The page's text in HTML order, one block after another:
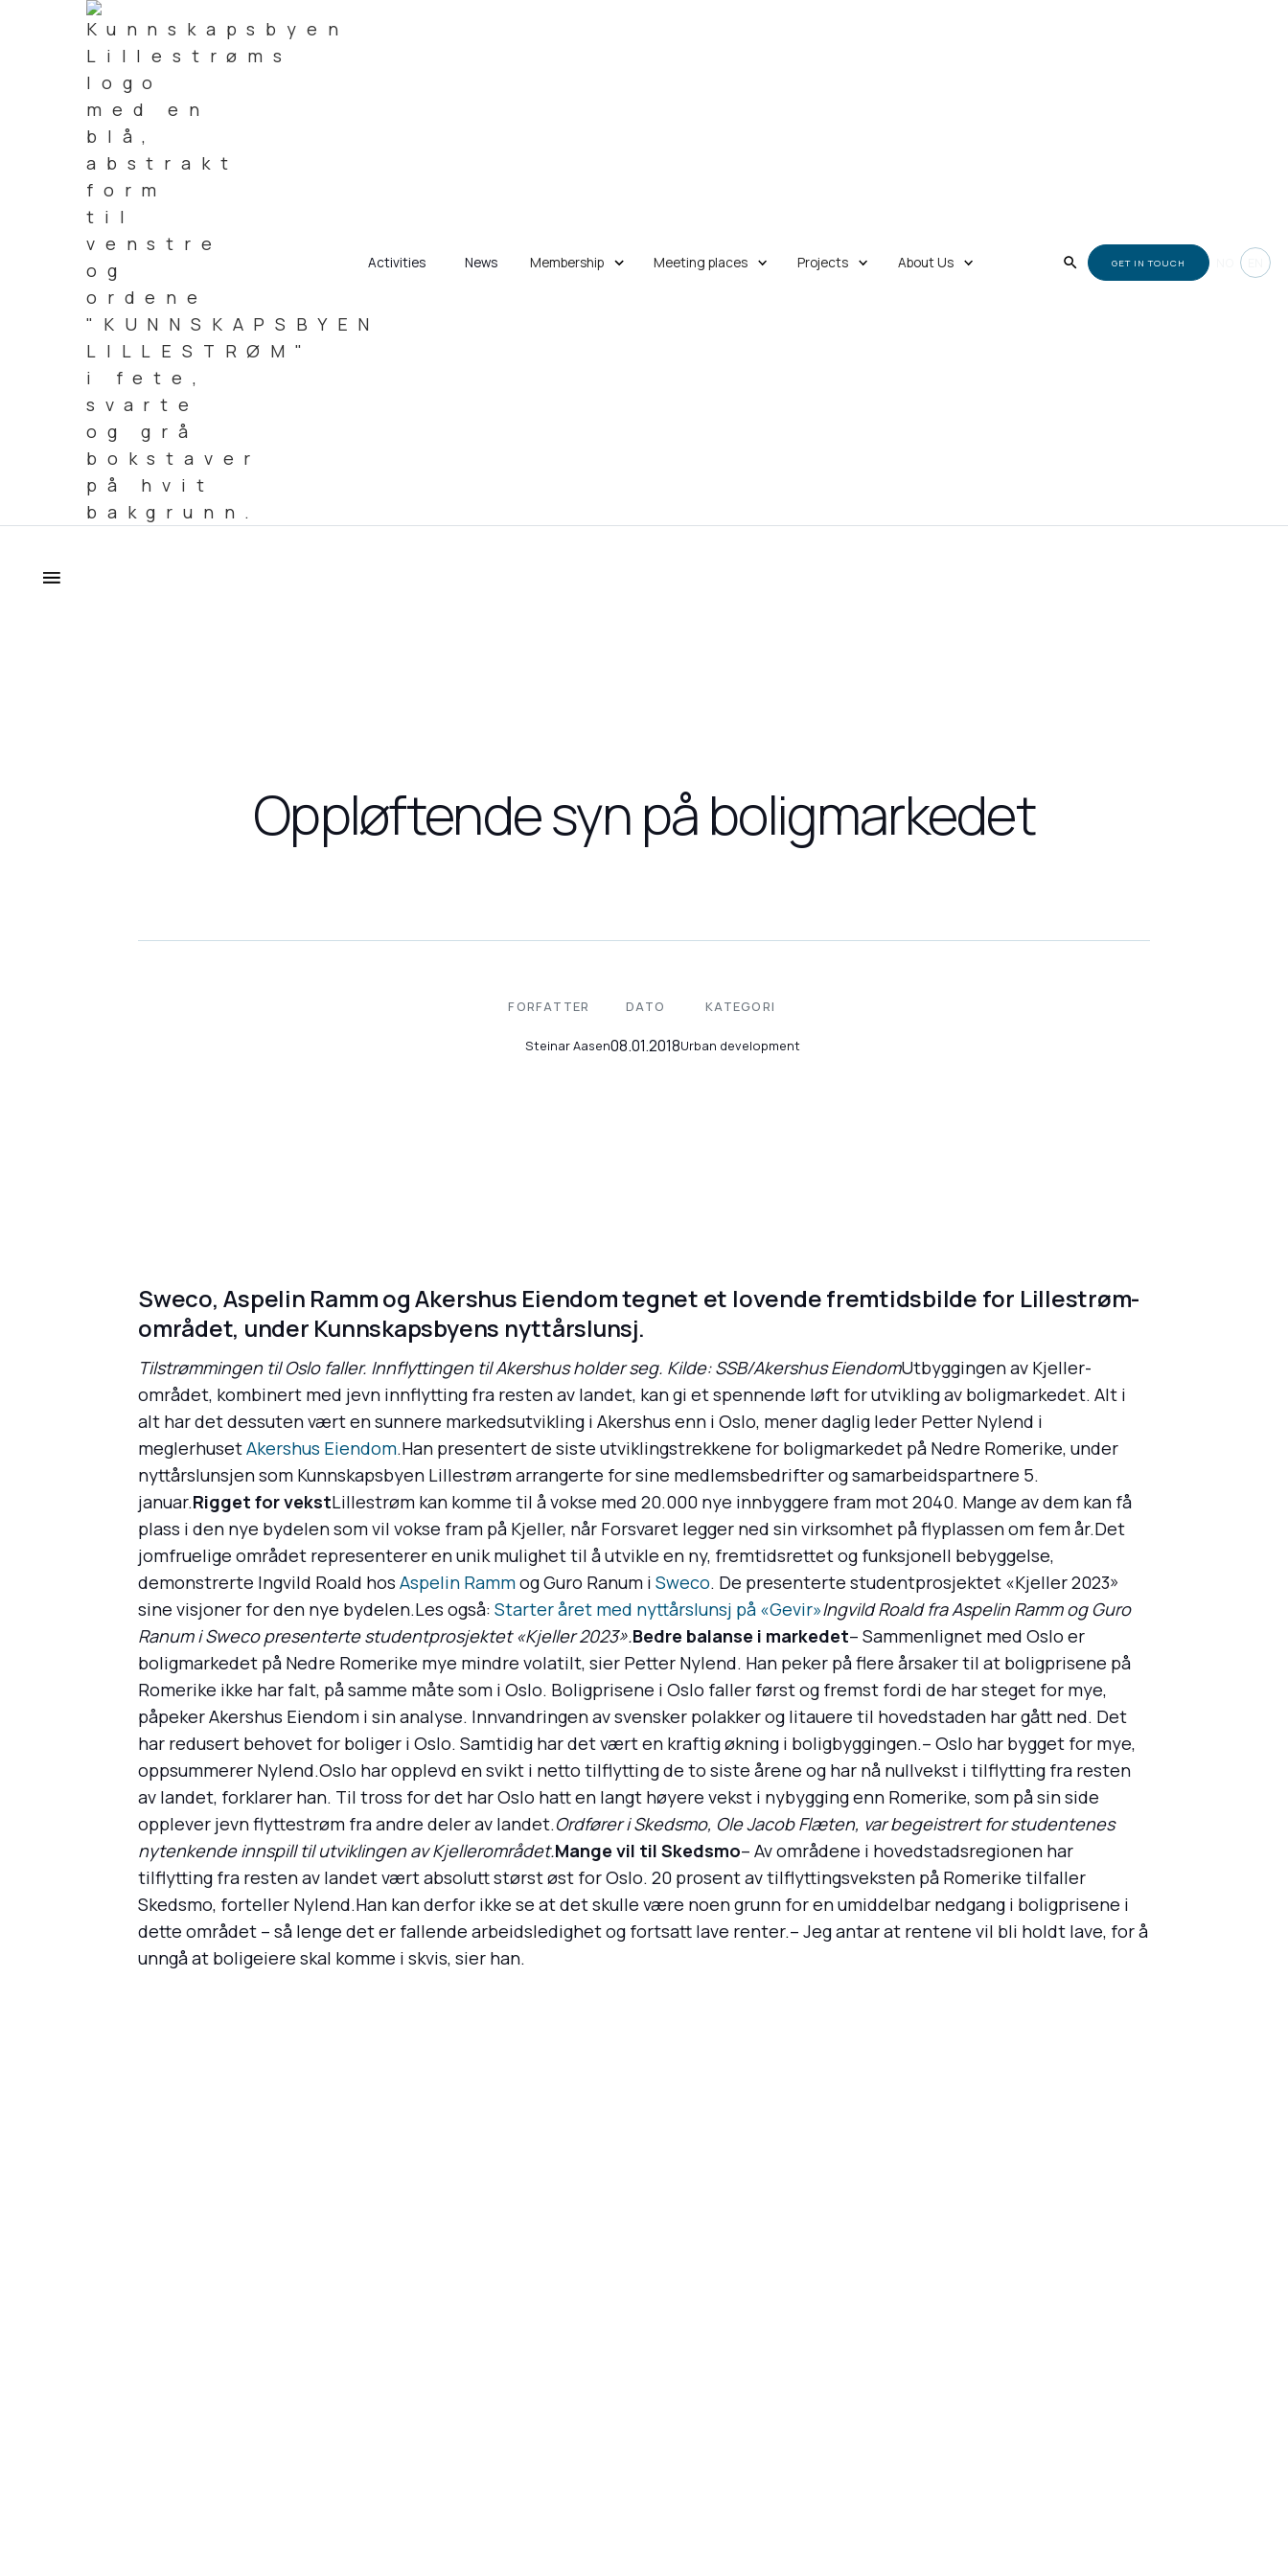
Activities News Membership Meeting places Projects About Us GET IN TOUCH
Oppløftende syn på boligmarkedet
FORFATTER
Steinar Aasen
DATO
08.01.2018
KATEGORI
Urban development
Sweco, Aspelin Ramm og Akershus Eiendom tegnet et lovende fremtidsbilde for Lillestrøm-
området, under Kunnskapsbyens nyttårslunsj.
Tilstrømmingen til Oslo faller. Innflyttingen til Akershus holder seg. Kilde: SSB/Akershus EiendomUtbyggingen av Kjeller-
området, kombinert med jevn innflytting fra resten av landet, kan gi et spennende løft for utvikling av boligmarkedet. Alt i
alt har det dessuten vært en sunnere markedsutvikling i Akershus enn i Oslo, mener daglig leder Petter Nylend i
meglerhusetAkershus Eiendom.Han presentert de siste utviklingstrekkene for boligmarkedet på Nedre Romerike, under
nyttårslunsjen som Kunnskapsbyen Lillestrøm arrangerte for sine medlemsbedrifter og samarbeidspartnere 5.
januar.Rigget for vekstLillestrøm kan komme til å vokse med 20.000 nye innbyggere fram mot 2040. Mange av dem kan få
plass i den nye bydelen som vil vokse fram på Kjeller, når Forsvaret legger ned sin virksomhet på flyplassen om fem år.Det
jomfruelige området representerer en unik mulighet til å utvikle en ny, fremtidsrettet og funksjonell bebyggelse,
demonstrerte Ingvild Roald hos Aspelin Rammog Guro Ranum i Sweco. De presenterte studentprosjektet «Kjeller 2023»
sine visjoner for den nye bydelen.Les også: Starter året med nyttårslunsj på «Gevir»Ingvild Roald fra Aspelin Ramm og Guro
Ranum i Sweco presenterte studentprosjektet «Kjeller 2023».Bedre balanse i markedet– Sammenlignet med Oslo er
boligmarkedet på Nedre Romerike mye mindre volatilt, sier Petter Nylend. Han peker på flere årsaker til at boligprisene på
Romerike ikke har falt, på samme måte som i Oslo. Boligprisene i Oslo faller først og fremst fordi de har steget for mye,
påpeker Akershus Eiendom i sin analyse. Innvandringen av svensker polakker og litauere til hovedstaden har gått ned. Det
har redusert behovet for boliger i Oslo. Samtidig har det vært en kraftig økning i boligbyggingen.– Oslo har bygget for mye,
oppsummerer Nylend.Oslo har opplevd en svikt i netto tilflytting de to siste årene og har nå nullvekst i tilflytting fra resten
av landet, forklarer han. Til tross for det har Oslo hatt en langt høyere vekst i nybygging enn Romerike, som på sin side
opplever jevn flyttestrøm fra andre deler av landet.Ordfører i Skedsmo, Ole Jacob Flæten, var begeistrert for studentenes
nytenkende innspill til utviklingen av Kjellerområdet.Mange vil til Skedsmo– Av områdene i hovedstadsregionen har
tilflytting fra resten av landet vært absolutt størst øst for Oslo. 20 prosent av tilflyttingsveksten på Romerike tilfaller
Skedsmo, forteller Nylend.Han kan derfor ikke se at det skulle være noen grunn for en umiddelbar nedgang i boligprisene i
dette området – så lenge det er fallende arbeidsledighet og fortsatt lave renter.– Jeg antar at rentene vil bli holdt lave, for å
unngå at boligeiere skal komme i skvis, sier han.